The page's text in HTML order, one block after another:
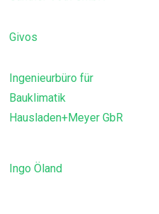
Givos
Ingenieurbüro für
Bauklimatik
Hausladen+Meyer GbR
Ingo Öland